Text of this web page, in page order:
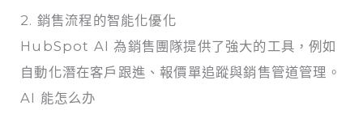
2. 銷售流程的智能化優化
HubSpot AI 為銷售團隊提供了強大的工具，例如
自動化潛在客戶跟進、報價單追蹤與銷售管道管理。
AI 能怎么办